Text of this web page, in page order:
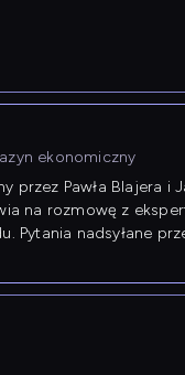
ekonomiczny
przez Pawła Blajera i
na rozmowę z
Pytania nadsyłane